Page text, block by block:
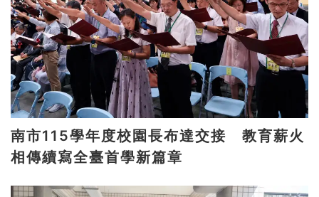
南市115學年度校園長布達交接 教育薪火
相傳續寫全臺首學新篇章